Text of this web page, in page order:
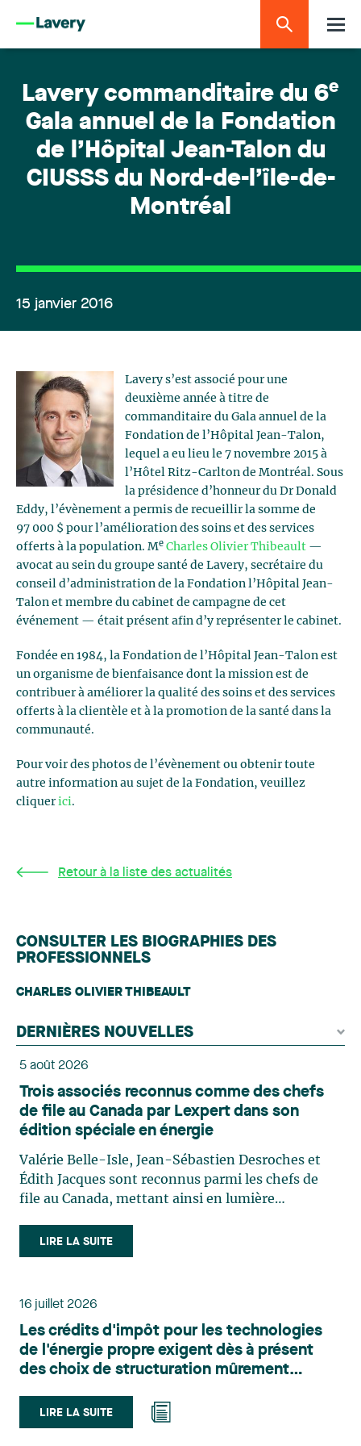
Lavery commanditaire du 6e
Gala annuel de la Fondation
de l’Hôpital Jean-Talon du
CIUSSS du Nord-de-l’île-de-
Montréal
15 janvier 2016
Lavery s’est associé pour une
deuxième année à titre de
commanditaire du Gala annuel de la
Fondation de l’Hôpital Jean-Talon,
lequel a eu lieu le 7 novembre 2015 à
l’Hôtel Ritz-Carlton de Montréal. Sous
la présidence d’honneur du Dr Donald
Eddy, l’évènement a permis de recueillir la somme de
97 000 $ pour l’amélioration des soins et des services
offerts à la population. Me Charles Olivier Thibeault —
avocat au sein du groupe santé de Lavery, secrétaire du
conseil d’administration de la Fondation l’Hôpital Jean-
Talon et membre du cabinet de campagne de cet
événement — était présent afin d’y représenter le cabinet.
Fondée en 1984, la Fondation de l’Hôpital Jean-Talon est
un organisme de bienfaisance dont la mission est de
contribuer à améliorer la qualité des soins et des services
offerts à la clientèle et à la promotion de la santé dans la
communauté.
Pour voir des photos de l’évènement ou obtenir toute
autre information au sujet de la Fondation, veuillez
cliquerici.
Retour à la liste des actualités
CONSULTER LES BIOGRAPHIES DES
PROFESSIONNELS
CHARLES OLIVIER THIBEAULT
DERNIÈRES NOUVELLES
5 août 2026
Trois associés reconnus comme des chefs
de file au Canada par Lexpert dans son
édition spéciale en énergie
Valérie Belle-Isle, Jean-Sébastien Desroches et
Édith Jacques sont reconnus parmi les chefs de
file au Canada, mettant ainsi en lumière
le domaine du droit des technologies. Valérie
Belle-Isle est associée au sein du groupe de droit
principalement sur le droit de l’environnement,
du territoire. Elle conseille et représente une
clientèle publique et privée dans le cadre d’enjeux
touchant notamment les obligations
et de permis, l’application et la contestation de
règlements d’urbanisme, ainsi que les dossiers
LIRE LA SUITE
16 juillet 2026
Les crédits d'impôt pour les technologies
de l'énergie propre exigent dès à présent
des choix de structuration mûrement
LIRE LA SUITE